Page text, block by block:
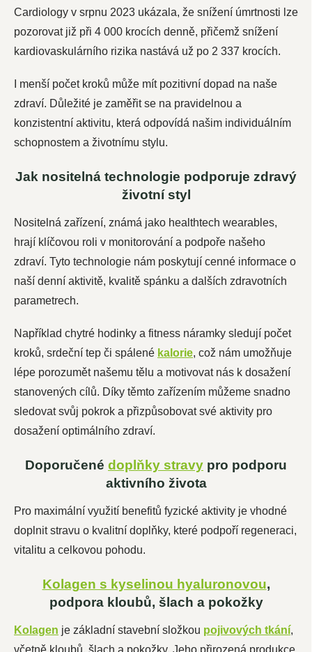
Cardiology v srpnu 2023 ukázala, že snížení úmrtnosti lze
pozorovat již při 4 000 krocích denně, přičemž snížení
kardiovaskulárního rizika nastává už po 2 337 krocích.
I menší počet kroků může mít pozitivní dopad na naše
zdraví. Důležité je zaměřit se na pravidelnou a
konzistentní aktivitu, která odpovídá našim individuálním
schopnostem a životnímu stylu.
Jak nositelná technologie podporuje zdravý
životní styl
Nositelná zařízení, známá jako healthtech wearables,
hrají klíčovou roli v monitorování a podpoře našeho
zdraví. Tyto technologie nám poskytují cenné informace o
naší denní aktivitě, kvalitě spánku a dalších zdravotních
parametrech.
Například chytré hodinky a fitness náramky sledují počet
kroků, srdeční tep či spálené kalorie, což nám umožňuje
lépe porozumět našemu tělu a motivovat nás k dosažení
stanovených cílů. Díky těmto zařízením můžeme snadno
sledovat svůj pokrok a přizpůsobovat své aktivity pro
dosažení optimálního zdraví.
Doporučené doplňky stravy pro podporu
aktivního života
Pro maximální využití benefitů fyzické aktivity je vhodné
doplnit stravu o kvalitní doplňky, které podpoří regeneraci,
vitalitu a celkovou pohodu.
Kolagen s kyselinou hyaluronovou,
podpora kloubů, šlach a pokožky
Kolagen je základní stavební složkou pojivových tkání,